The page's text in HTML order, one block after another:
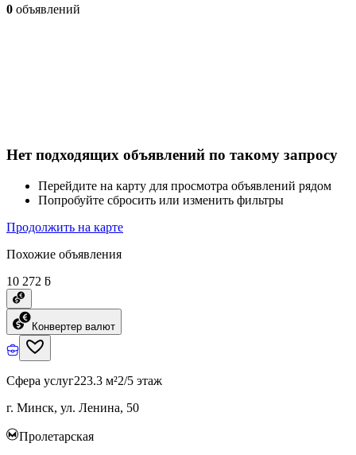
0 объявлений
Нет подходящих объявлений по такому запросу
Перейдите на карту для просмотра объявлений рядом
Попробуйте сбросить или изменить фильтры
Продолжить на карте
Похожие объявления
10 272 ƃ
Конвертер валют
Сфера услуг223.3 м²2/5 этаж
г. Минск, ул. Ленина, 50
Пролетарская